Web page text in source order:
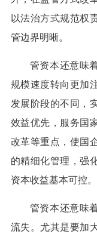
以法治方式规范权
管边界明晰。
管资本还意味
规模速度转向更加
发展阶段的不同，
效益优先，服务国
改革等重点，使国
的精细化管理，强
资本收益基本可控。
管资本还意味
流失。尤其是要加